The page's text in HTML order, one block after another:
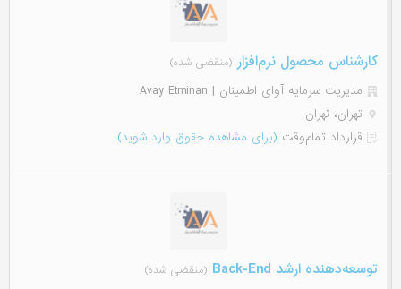
کارشناس محصول نرم‌افزار (منقضی شده)
مدیریت سرمایه آوای اطمینان | Avay Etminan
تهران، تهران
قرارداد تمام‌وقت (برای مشاهده حقوق وارد شوید)
توسعه‌دهنده ارشد ‌Back-End (منقضی شده)